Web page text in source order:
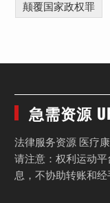
颠覆国家政权罪
急需资源
法律服务资源 医疗
请注意：权利运动
息，不协助转账和经